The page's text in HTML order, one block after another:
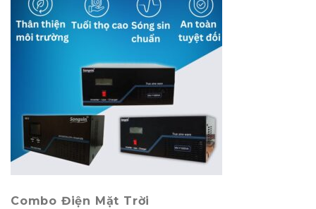
Combo Điện Mặt Trời